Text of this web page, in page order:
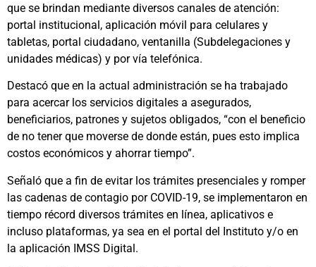
que se brindan mediante diversos canales de atención:
portal institucional, aplicación móvil para celulares y
tabletas, portal ciudadano, ventanilla (Subdelegaciones y
unidades médicas) y por vía telefónica.
Destacó que en la actual administración se ha trabajado
para acercar los servicios digitales a asegurados,
beneficiarios, patrones y sujetos obligados, “con el beneficio
de no tener que moverse de donde están, pues esto implica
costos económicos y ahorrar tiempo”.
Señaló que a fin de evitar los trámites presenciales y romper
las cadenas de contagio por COVID-19, se implementaron en
tiempo récord diversos trámites en línea, aplicativos e
incluso plataformas, ya sea en el portal del Instituto y/o en
la aplicación IMSS Digital.